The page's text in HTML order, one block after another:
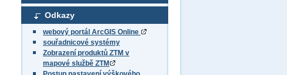
Odkazy
webový portál ArcGIS Online
souřadnicové systémy
Zobrazení produktů ZTM v
mapové službě ZTM